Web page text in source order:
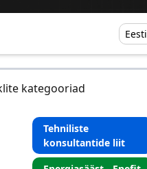
Eesti
kategooriad
Tehniliste
konsultantide liit